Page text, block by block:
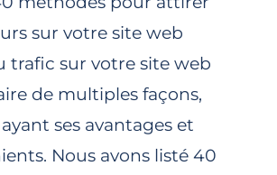
sur votre site web
trafic sur votre site web
de multiples façons,
ses avantages et
Nous avons listé 40